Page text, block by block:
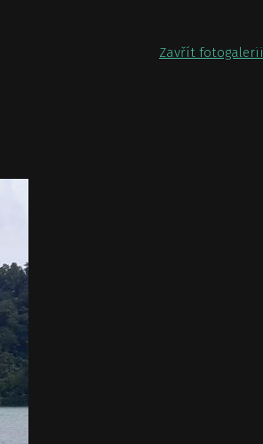
Zavřít fotogalerii